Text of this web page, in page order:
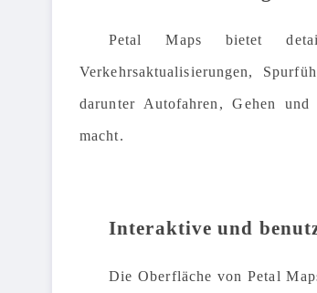
Petal Maps bietet
Verkehrsaktualisierungen,
darunter Autofahren, Gehen
macht.
Interaktive und
Die Oberfläche von Petal